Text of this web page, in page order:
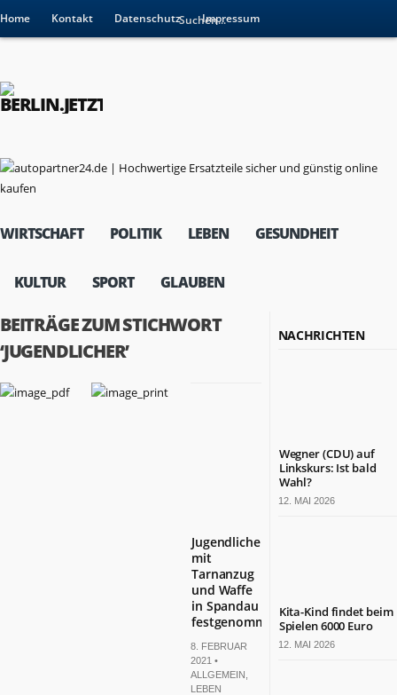
Home Kontakt Datenschutz Impressum
WIRTSCHAFT POLITIK LEBEN GESUNDHEIT
KULTUR SPORT GLAUBEN
BEITRÄGE ZUM STICHWORT
‘JUGENDLICHER’
Jugendlicher
mit
Tarnanzug
und Waffe
in Spandau
festgenommen
8. FEBRUAR
2021 •
ALLGEMEIN
LEBEN
NACHRICHTEN
Wegner (CDU) auf
Linkskurs: Ist bald
Wahl?
12. MAI 2026
Kita-Kind findet beim
Spielen 6000 Euro
12. MAI 2026